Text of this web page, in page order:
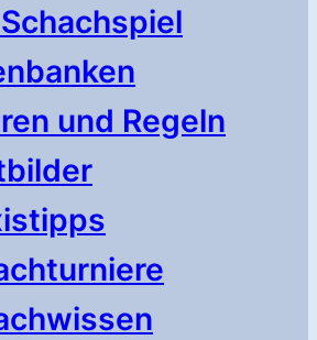
und Regeln